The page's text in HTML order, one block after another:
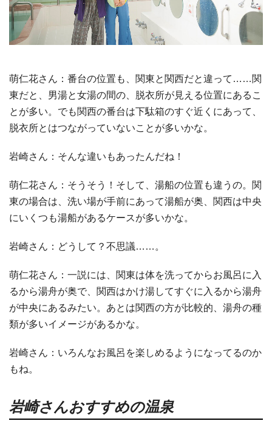
萌仁花さん：番台の位置も、関東と関西だと違って……関
東だと、男湯と女湯の間の、脱衣所が見える位置にあるこ
とが多い。でも関西の番台は下駄箱のすぐ近くにあって、
脱衣所とはつながっていないことが多いかな。
岩崎さん：そんな違いもあったんだね！
萌仁花さん：そうそう！そして、湯船の位置も違うの。関
東の場合は、洗い場が手前にあって湯船が奥、関西は中央
にいくつも湯船があるケースが多いかな。
岩崎さん：どうして？不思議……。
萌仁花さん：一説には、関東は体を洗ってからお風呂に入
るから湯舟が奥で、関西はかけ湯してすぐに入るから湯舟
が中央にあるみたい。あとは関西の方が比較的、湯舟の種
類が多いイメージがあるかな。
岩崎さん：いろんなお風呂を楽しめるようになってるのか
もね。
岩崎さんおすすめの温泉